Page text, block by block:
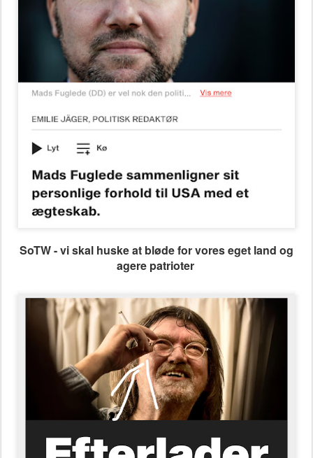
SoTW - vi skal huske at bløde for vores eget land og
agere patrioter